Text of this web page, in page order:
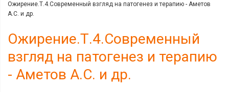
Ожирение.Т.4.Современный взгляд на патогенез и терапию - Аметов
А.С. и др.
Ожирение.Т.4.Современный
взгляд на патогенез и терапию
- Аметов А.С. и др.